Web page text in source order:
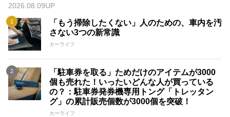
2026.08.09UP
「もう掃除したくない」人のための、車内を汚
さない3つの新常識
カーライフ
「駐車券を取る」ためだけのアイテムが3000
個も売れた！いったいどんな人が買っている
の？：駐車券発券機専用トング「トレッタン
グ」の累計販売個数が3000個を突破！
カーライフ